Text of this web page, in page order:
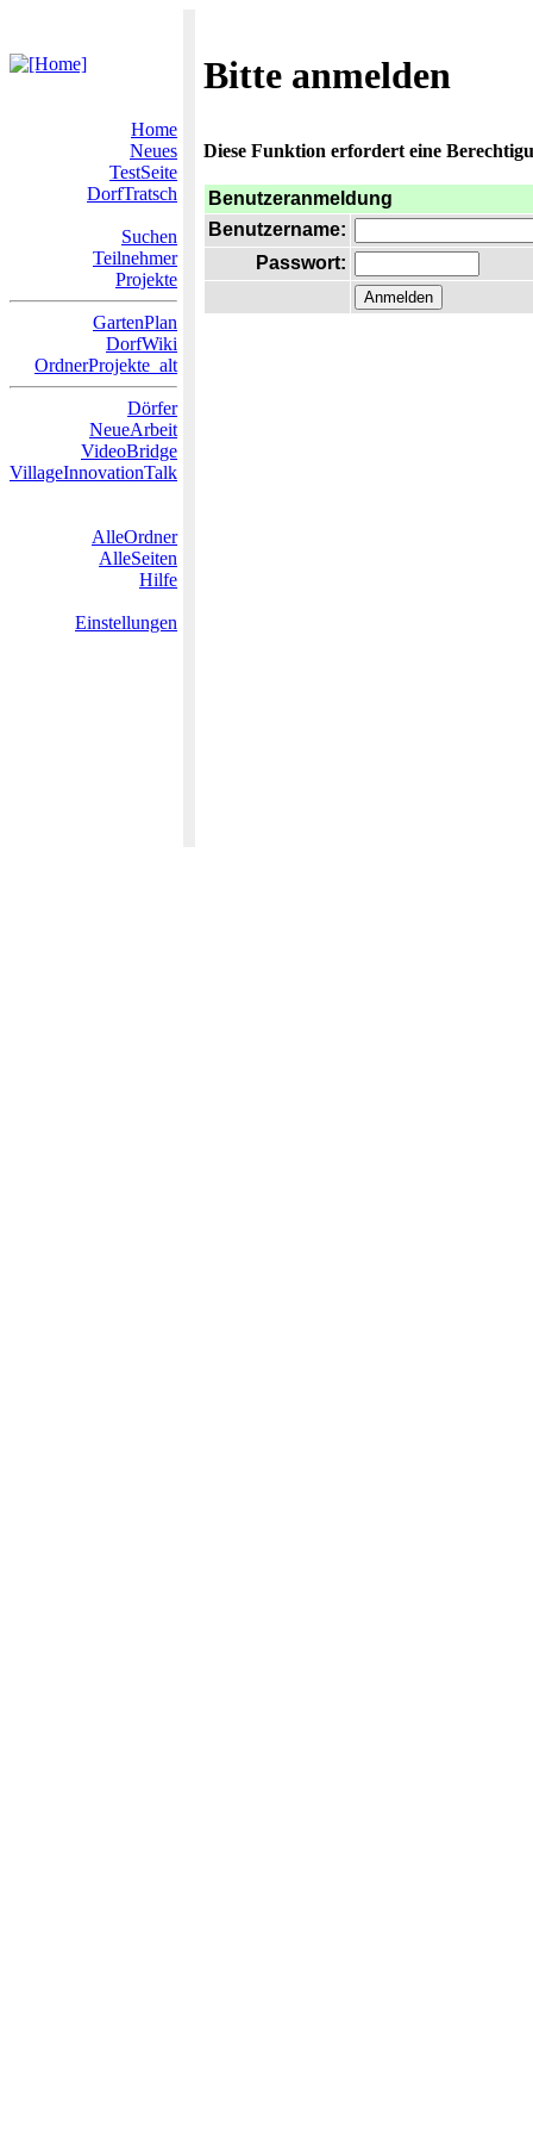
Bitte anmelden
Home
Neues
TestSeite
DorfTratsch
Suchen
Teilnehmer
Projekte
GartenPlan
DorfWiki
OrdnerProjekte_alt
Dörfer
NeueArbeit
VideoBridge
VillageInnovationTalk
AlleOrdner
AlleSeiten
Hilfe
Einstellungen
Diese Funktion erfordert eine
Benutzeranmeldung
Benutzername:
Passwort: